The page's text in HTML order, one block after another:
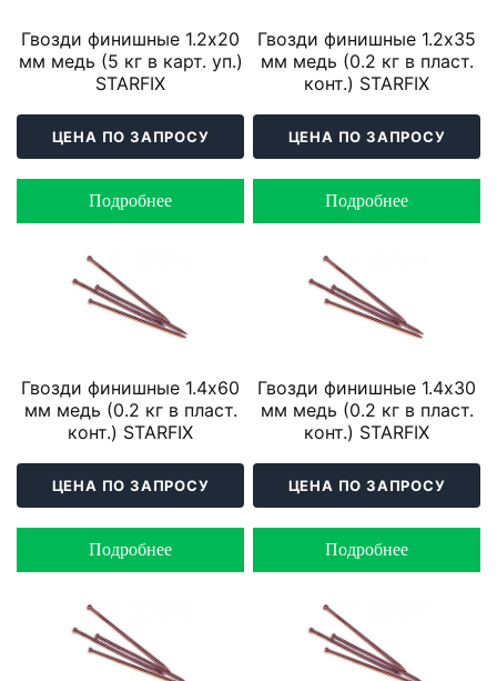
Гвозди финишные 1.2х20
мм медь (5 кг в карт. уп.)
STARFIX
ЦЕНА ПО ЗАПРОСУ
Подробнее
Гвозди финишные 1.2х35
мм медь (0.2 кг в пласт.
конт.) STARFIX
ЦЕНА ПО ЗАПРОСУ
Подробнее
Гвозди финишные 1.4х60
мм медь (0.2 кг в пласт.
конт.) STARFIX
ЦЕНА ПО ЗАПРОСУ
Подробнее
Гвозди финишные 1.4х30
мм медь (0.2 кг в пласт.
конт.) STARFIX
ЦЕНА ПО ЗАПРОСУ
Подробнее